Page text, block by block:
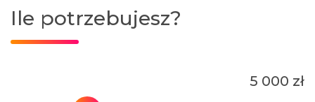
Ile potrzebujesz?
5 000 zł